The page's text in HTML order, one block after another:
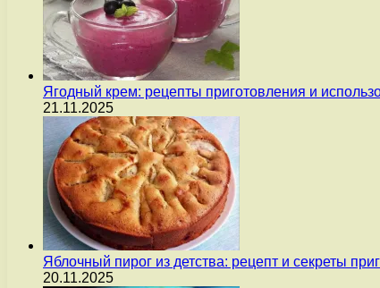
Ягодный крем: рецепты приготовления и
21.11.2025
Яблочный пирог из детства: рецепт и секреты
20.11.2025